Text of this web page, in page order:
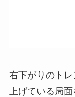
右下がりのト
上げている局